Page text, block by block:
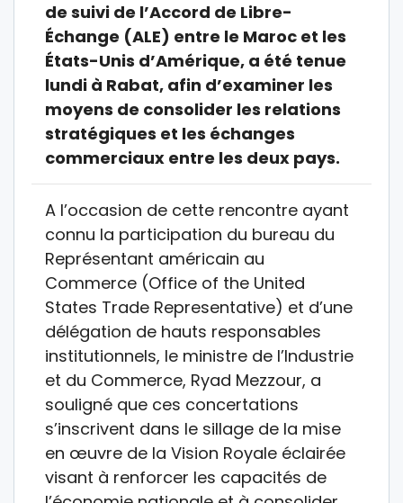
de suivi de l’Accord de Libre-
Échange (ALE) entre le Maroc et les
États-Unis d’Amérique, a été tenue
lundi à Rabat, afin d’examiner les
moyens de consolider les relations
stratégiques et les échanges
commerciaux entre les deux pays.
A l’occasion de cette rencontre ayant
connu la participation du bureau du
Représentant américain au
Commerce (Office of the United
States Trade Representative) et d’une
délégation de hauts responsables
institutionnels, le ministre de l’Industrie
et du Commerce, Ryad Mezzour, a
souligné que ces concertations
s’inscrivent dans le sillage de la mise
en œuvre de la Vision Royale éclairée
visant à renforcer les capacités de